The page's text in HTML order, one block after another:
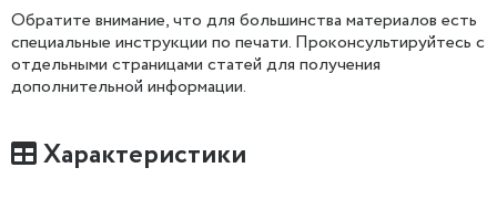
Обратите внимание, что для большинства материалов есть
специальные инструкции по печати. Проконсультируйтесь с
отдельными страницами статей для получения
дополнительной информации.
Характеристики